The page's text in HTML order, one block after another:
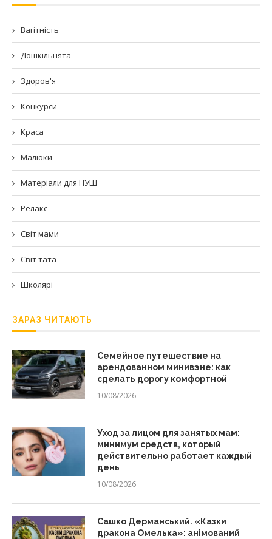
Вагітність
Дошкільнята
Здоров'я
Конкурси
Краса
Малюки
Матеріали для НУШ
Релакс
Світ мами
Світ тата
Школярі
ЗАРАЗ ЧИТАЮТЬ
Семейное путешествие на
арендованном минивэне: как
сделать дорогу комфортной
10/08/2026
Уход за лицом для занятых мам:
минимум средств, который
действительно работает каждый
день
10/08/2026
Сашко Дерманський. «Казки
дракона Омелька»: анімований